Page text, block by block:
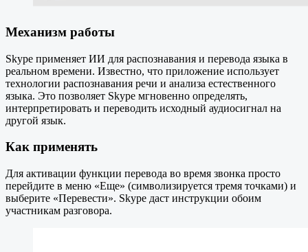
Механизм работы
Skype применяет ИИ для распознавания и перевода языка в
реальном времени. Известно, что приложение использует
технологии распознавания речи и анализа естественного
языка. Это позволяет Skype мгновенно определять,
интерпретировать и переводить исходный аудиосигнал на
другой язык.
Как применять
Для активации функции перевода во время звонка просто
перейдите в меню «Еще» (символизируется тремя точками) и
выберите «Перевести». Skype даст инструкции обоим
участникам разговора.